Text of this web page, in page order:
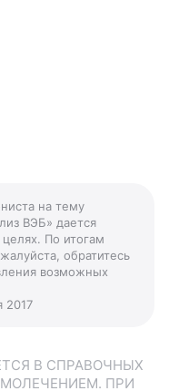
на тему
ВЭБ» дается
По итогам
обратитесь
возможных
2017
В СПРАВОЧНЫХ
ПРИ